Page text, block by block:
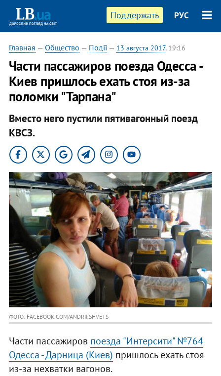
Поддержать РУС
Главная — Общество — Події— 13 августа 2017, 19:16
Части пассажиров поезда Одесса -
Киев пришлось ехать стоя из-за
поломки "Тарпана"
Вместо него пустили пятивагонный поезд
КВСЗ.
ФОТО: FACEBOOK.COM/ANDRII.SHVETS
Части пассажиров поезда "Интерсити" №764
Одесса - Дарница (Киев) пришлось ехать стоя
из-за нехватки вагонов.